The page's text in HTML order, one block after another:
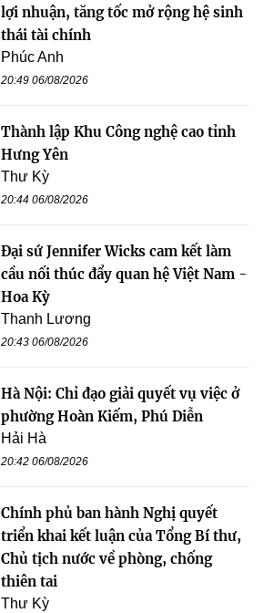
lợi nhuận, tăng tốc mở rộng hệ sinh
thái tài chính
Phúc Anh
20:49 06/08/2026
Thành lập Khu Công nghệ cao tỉnh
Hưng Yên
Thư Kỳ
20:44 06/08/2026
Đại sứ Jennifer Wicks cam kết làm
cầu nối thúc đẩy quan hệ Việt Nam -
Hoa Kỳ
Thanh Lương
20:43 06/08/2026
Hà Nội: Chỉ đạo giải quyết vụ việc ở
phường Hoàn Kiếm, Phú Diễn
Hải Hà
20:42 06/08/2026
Chính phủ ban hành Nghị quyết
triển khai kết luận của Tổng Bí thư,
Chủ tịch nước về phòng, chống
thiên tai
Thư Kỳ